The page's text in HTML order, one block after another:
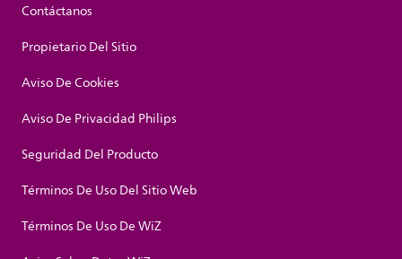
Contáctanos
Propietario Del Sitio
Aviso De Cookies
Aviso De Privacidad Philips
Seguridad Del Producto
Términos De Uso Del Sitio Web
Términos De Uso De WiZ